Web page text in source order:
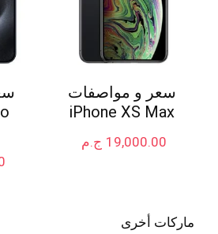
سعر و مواصفات
iPhone XS Max
ج.م 19,000.00
ماركات أخرى